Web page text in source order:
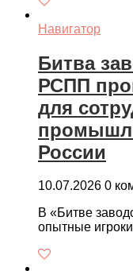
Навигатор
Битва
РСПП
для
России
10.07.2026 0
В «Битве
опытные